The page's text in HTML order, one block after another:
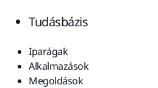
Tudásbázis
Iparágak
Alkalmazások
Megoldások